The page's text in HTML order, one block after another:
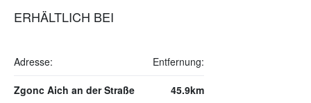
ERHÄLTLICH BEI
Adresse: Entfernung:
Zgonc Aich an der Straße 45.9km